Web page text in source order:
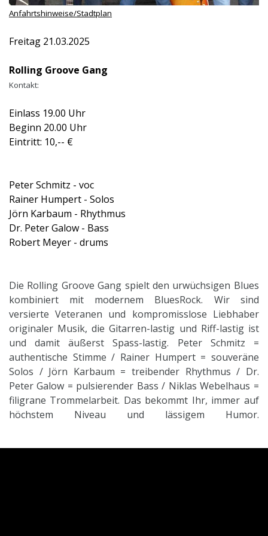
Anfahrtshinweise/Stadtplan
Freitag 21.03.2025
Rolling Groove Gang
Kontakt:
Einlass 19.00 Uhr
Beginn 20.00 Uhr
Eintritt: 10,-- €
Peter Schmitz - voc
Rainer Humpert - Solos
Jörn Karbaum - Rhythmus
Dr. Peter Galow - Bass
Robert Meyer - drums
Die Rolling Groove Gang spielt den urwüchsigen Blues
kombiniert mit modernem BluesRock. Wir sind
versierte Veteranen und kompromisslose Liebhaber
originaler Musik, die Gitarren-lastig und Riff-lastig ist
und damit äußerst Spass-lastig. Peter Schmitz =
authentische Stimme / Rainer Humpert = souveräne
Solos / Jörn Karbaum = treibender Rhythmus / Dr.
Peter Galow = pulsierender Bass / Niklas Webelhaus =
filigrane Trommelarbeit. Das bekommt Ihr, immer auf
höchstem Niveau und lässigem Humor.